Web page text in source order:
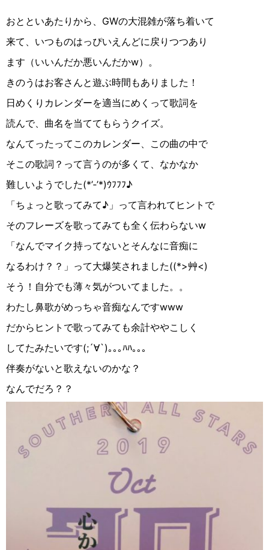
おとといあたりから、 GWの大混雑が落ち着いて
来て、いつものはっぴいえんどに戻りつつあり
ます（いいんだか悪いんだかw）。
きのうはお客さんと遊ぶ時間もありました！
日めくりカレンダーを適当にめくって歌詞を
読んで、曲名を当ててもらうクイズ。
なんてったってこのカレンダー、この曲の中で
そこの歌詞？って言うのが多くて、なかなか
難しいようでした(*’‐’*)ｳﾌﾌﾌ♪︎
「ちょっと歌ってみて♪」って言われてヒントで
そのフレーズを歌ってみても全く伝わらないw
「なんでマイク持ってないとそんなに音痴に
なるわけ？？」って大爆笑されました((*>艸<)
そう！自分でも薄々気がついてました。。
わたし鼻歌がめっちゃ音痴なんですwww
だからヒントで歌ってみても余計ややこしく
してたみたいです(;´∀︎`)｡｡｡ﾊﾊ｡｡｡
伴奏がないと歌えないのかな？
なんでだろ？？